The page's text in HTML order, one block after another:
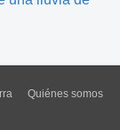
Quiénes somos